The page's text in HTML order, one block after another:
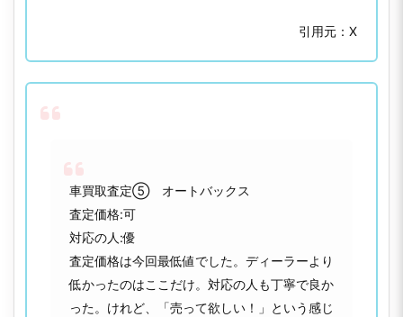
引用元：X
車買取査定⑤ オートバックス
査定価格:可
対応の人:優
査定価格は今回最低値でした。ディーラーより
低かったのはここだけ。対応の人も丁寧で良か
った。けれど、「売って欲しい！」という感じ